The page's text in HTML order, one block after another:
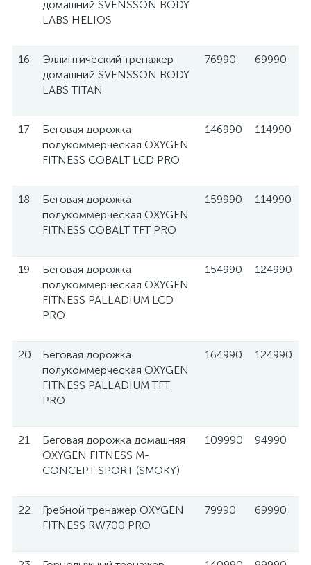
домашний SVENSSON BODY
LABS HELIOS
16
Эллиптический тренажер
домашний SVENSSON BODY
LABS TITAN
76990 69990
17
Беговая дорожка
полукоммерческая OXYGEN
FITNESS COBALT LCD PRO
146990 114990
18
Беговая дорожка
полукоммерческая OXYGEN
FITNESS COBALT TFT PRO
159990 114990
19
Беговая дорожка
полукоммерческая OXYGEN
FITNESS PALLADIUM LCD
PRO
154990 124990
20
Беговая дорожка
полукоммерческая OXYGEN
FITNESS PALLADIUM TFT
PRO
164990 124990
21
Беговая дорожка домашняя
OXYGEN FITNESS M-
CONCEPT SPORT (SMOKY)
109990 94990
22
Гребной тренажер OXYGEN
FITNESS RW700 PRO
79990 69990